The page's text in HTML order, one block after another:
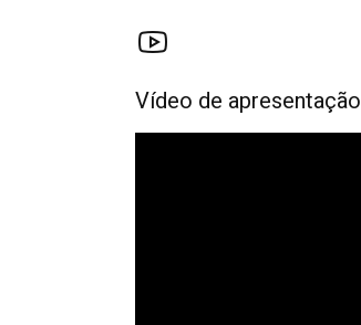
Vídeo de apresentação